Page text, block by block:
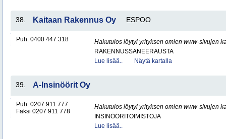
38. Kaitaan Rakennus Oy ESPOO
Puh. 0400 447 318
Hakutulos löytyi yrityksen omien www-sivujen
RAKENNUSSANEERAUSTA
Lue lisää..
Näytä kartalla
39. A-Insinöörit Oy
Puh. 0207 911 777
Faksi 0207 911 778
Hakutulos löytyi yrityksen omien www-sivujen
INSINÖÖRITOIMISTOJA
Lue lisää..